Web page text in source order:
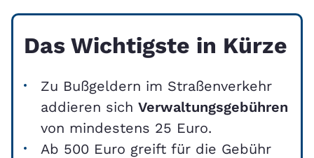
Das Wichtigste in Kürze
Zu Bußgeldern im Straßenverkehr
addieren sich Verwaltungsgebühren
von mindestens 25 Euro.
Ab 500 Euro greift für die Gebühr